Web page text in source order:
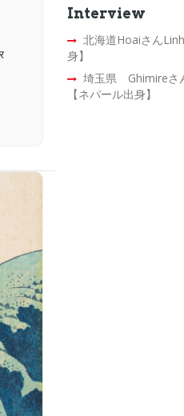
Interview
北海道Hoaiさん
身】
埼玉県 Ghimireさ
【ネパール出身】